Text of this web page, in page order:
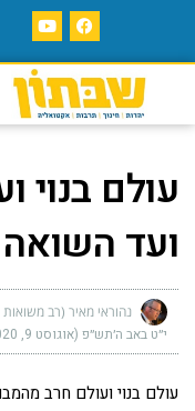
עולם בנוי
ועד השואה
נהוראי מאיר (רב
י״ט באב ה׳תש״פ (אוגוסט 9, 2020)
עולם בנוי ועולם חרב